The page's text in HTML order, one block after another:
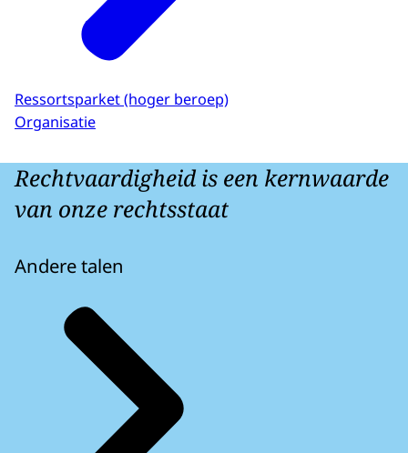
Ressortsparket (hoger beroep)
Organisatie
Rechtvaardigheid is een kernwaarde
van onze rechtsstaat
Andere talen